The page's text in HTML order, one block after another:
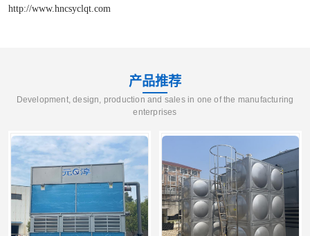
http://www.hncsyclqt.com
产品推荐
Development, design, production and sales in one of the manufacturing
enterprises